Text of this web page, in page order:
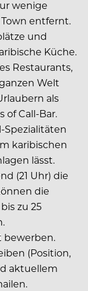
wenige
entfernt.
und
Küche.
Restaurants,
Welt
als
of Call-Bar.
Spezialitäten
karibischen
lässt.
(21 Uhr) die
die
zu 25
bewerben.
(Position,
aktuellem